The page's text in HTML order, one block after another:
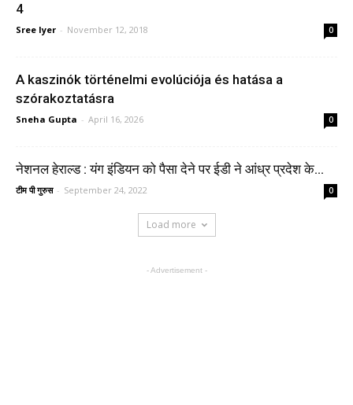
4
Sree Iyer - November 12, 2018 0
A kaszinók történelmi evolúciója és hatása a
szórakoztatásra
Sneha Gupta - April 16, 2026 0
नेशनल हेराल्ड : यंग इंडियन को पैसा देने पर ईडी ने आंध्र प्रदेश के...
टीम पी गुरुस - September 24, 2022 0
Load more
- Advertisement -